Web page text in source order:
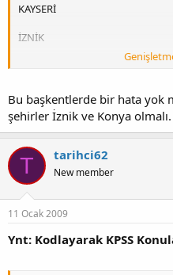
KAYSERİ
İZNİK
Bu başkentlerde bir hata yok
şehirler İznik ve Konya olmalı.
T tarihci62
New member
11 Ocak 2009
Ynt: Kodlayarak KPSS